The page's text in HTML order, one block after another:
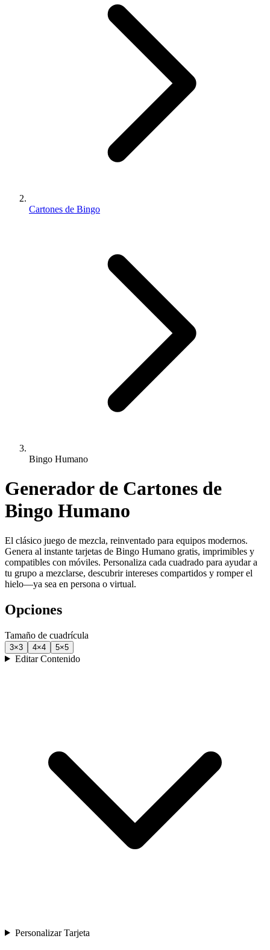
Cartones de Bingo
Bingo Humano
Generador de Cartones de
Bingo Humano
El clásico juego de mezcla, reinventado para equipos modernos.
Genera al instante tarjetas de Bingo Humano gratis, imprimibles y
compatibles con móviles. Personaliza cada cuadrado para ayudar a
tu grupo a mezclarse, descubrir intereses compartidos y romper el
hielo—ya sea en persona o virtual.
Opciones
Tamaño de cuadrícula
3×3 4×4 5×5
Editar Contenido
Personalizar Tarjeta